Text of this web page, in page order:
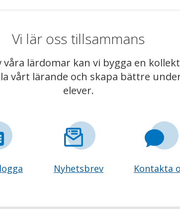
Vi lär oss tillsammans
våra lärdomar kan vi bygga en
vårt lärande och skapa bättre
elever.
Nyhetsbrev Kontakta